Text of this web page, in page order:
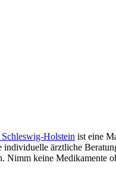
Holstein ist eine
ärztliche
Nimm keine Medikamente